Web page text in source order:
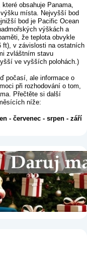
obsahuje Panama,
místa. Nejvyšší bod
bod je Pacific Ocean
výškách a
že teplota obvykle
v závislosti na ostatních
zvláštním stavu
ve vyšších polohách.)
počasí, ale informace o
při rozhodování o tom,
Přečtěte si další
níže:
-červenec -srpen -září